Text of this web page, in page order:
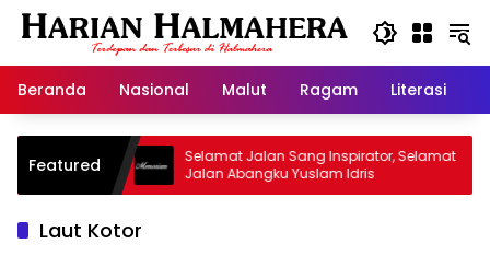
Langsung
Beranda
Nasional Malut Ragam Literasi
Featured
Selamat Jalan Sang Inspirator, Selamat
Jalan Abangku Yuslam Idris
Laut Kotor